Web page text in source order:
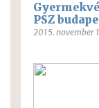
PSZ
2015. november